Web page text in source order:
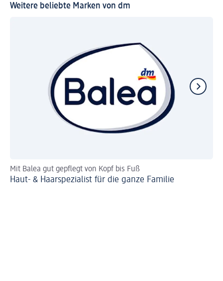
Weitere beliebte Marken von dm
Mit Balea gut gepflegt von Kopf bis Fuß
Haut- & Haarspezialist für die ganze Familie